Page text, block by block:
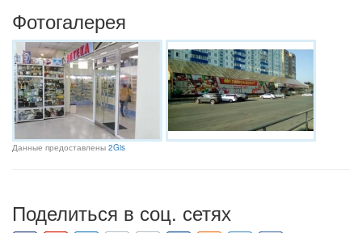
Фотогалерея
Данные предоставлены 2Gis
Поделиться в соц. сетях